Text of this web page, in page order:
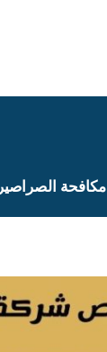
مكافحة الصراصير